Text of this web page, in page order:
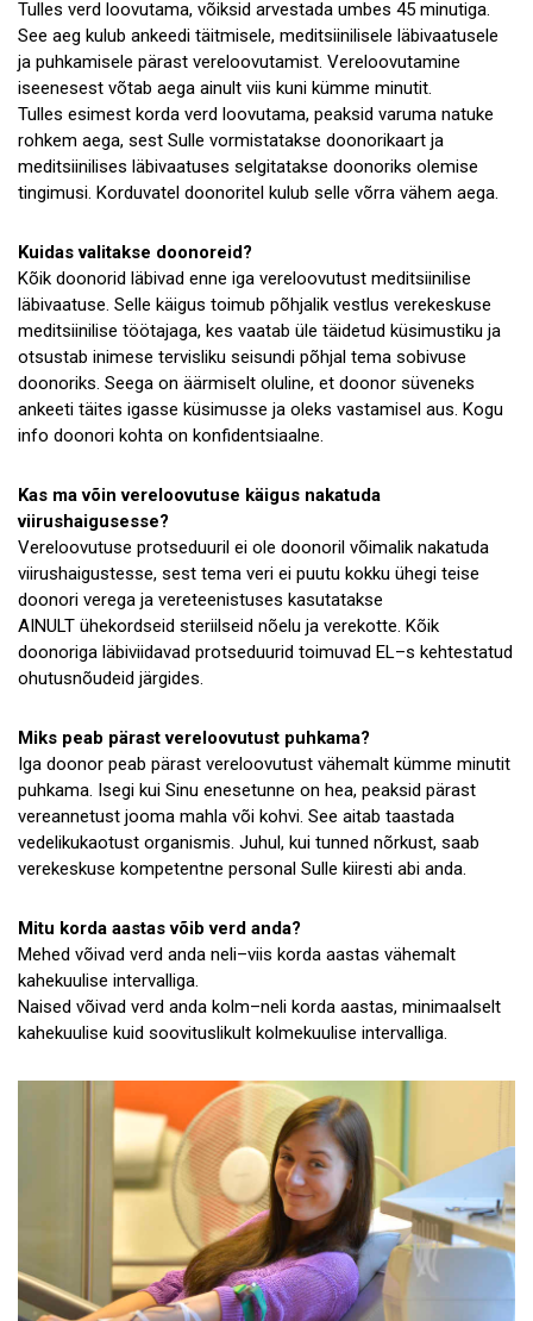
Tulles verd loovutama, võiksid arvestada umbes 45 minutiga.
See aeg kulub ankeedi täitmisele, meditsiinilisele läbivaatusele
ja puhkamisele pärast vereloovutamist. Vereloovutamine
iseenesest võtab aega ainult viis kuni kümme minutit.
Tulles esimest korda verd loovutama, peaksid varuma natuke
rohkem aega, sest Sulle vormistatakse doonorikaart ja
meditsiinilises läbivaatuses selgitatakse doonoriks olemise
tingimusi. Korduvatel doonoritel kulub selle võrra vähem aega.
Kuidas valitakse doonoreid?
Kõik doonorid läbivad enne iga vereloovutust meditsiinilise
läbivaatuse. Selle käigus toimub põhjalik vestlus verekeskuse
meditsiinilise töötajaga, kes vaatab üle täidetud küsimustiku ja
otsustab inimese tervisliku seisundi põhjal tema sobivuse
doonoriks. Seega on äärmiselt oluline, et doonor süveneks
ankeeti täites igasse küsimusse ja oleks vastamisel aus. Kogu
info doonori kohta on konfidentsiaalne.
Kas ma võin vereloovutuse käigus nakatuda
viirushaigusesse?
Vereloovutuse protseduuril ei ole doonoril võimalik nakatuda
viirushaigustesse, sest tema veri ei puutu kokku ühegi teise
doonori verega ja vereteenistuses kasutatakse
AINULT ühekordseid steriilseid nõelu ja verekotte. Kõik
doonoriga läbiviidavad protseduurid toimuvad EL–s kehtestatud
ohutusnõudeid järgides.
Miks peab pärast vereloovutust puhkama?
Iga doonor peab pärast vereloovutust vähemalt kümme minutit
puhkama. Isegi kui Sinu enesetunne on hea, peaksid pärast
vereannetust jooma mahla või kohvi. See aitab taastada
vedelikukaotust organismis. Juhul, kui tunned nõrkust, saab
verekeskuse kompetentne personal Sulle kiiresti abi anda.
Mitu korda aastas võib verd anda?
Mehed võivad verd anda neli–viis korda aastas vähemalt
kahekuulise intervalliga.
Naised võivad verd anda kolm–neli korda aastas, minimaalselt
kahekuulise kuid soovituslikult kolmekuulise intervalliga.